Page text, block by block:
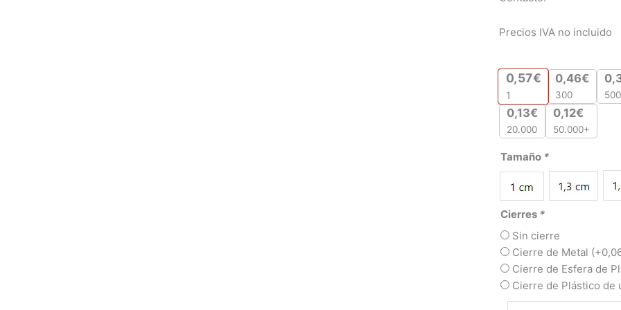
Precios IVA no incluido
0,57€
1
0,46€
300 500
0,13€
20.000
0,12€
50.000+
Tamaño *
Cierres *
Sin cierre
Cierre de Metal (+
Cierre de Esfera de
Cierre de Plástico de